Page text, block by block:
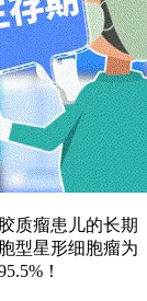
质瘤患儿的长期
型星形细胞瘤为
！